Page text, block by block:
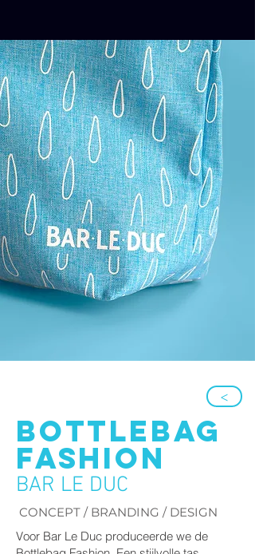
>
BOTTLEBAG
FASHION
BAR LE DUC
CONCEPT / BRANDING / DESIGN
Voor Bar Le Duc produceerde we de